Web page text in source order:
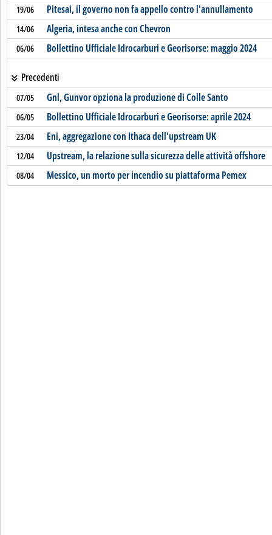
19/06 Pitesai, il governo non fa appello contro l'annullamento
14/06 Algeria, intesa anche con Chevron
06/06 Bollettino Ufficiale Idrocarburi e Georisorse: maggio 2024
Precedenti
07/05 Gnl, Gunvor opziona la produzione di Colle Santo
06/05 Bollettino Ufficiale Idrocarburi e Georisorse: aprile 2024
23/04 Eni, aggregazione con Ithaca dell'upstream UK
12/04 Upstream, la relazione sulla sicurezza delle attività offshore
08/04 Messico, un morto per incendio su piattaforma Pemex